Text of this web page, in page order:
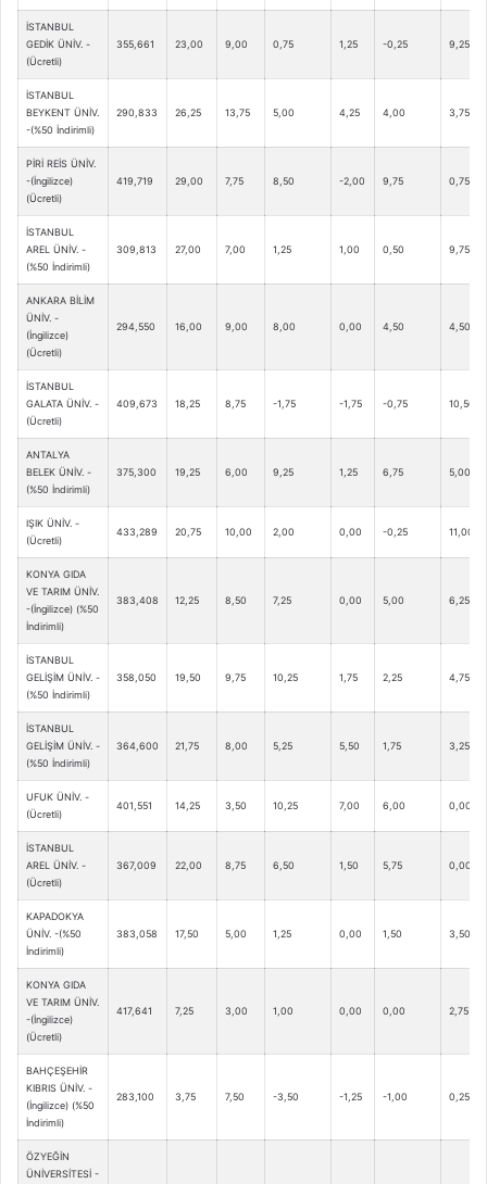
İSTANBUL
GEDİK ÜNİV. -
(Ücretli)
355,661 23,00 9,00 0,75 1,25 -0,25 9,25
İSTANBUL
BEYKENT ÜNİV.
-(%50 İndirimli)
290,833 26,25 13,75 5,00 4,25 4,00 3,75
PİRİ REİS ÜNİV.
-(İngilizce)
(Ücretli)
419,719 29,00 7,75 8,50 -2,00 9,75 0,75
İSTANBUL
AREL ÜNİV. -
(%50 İndirimli)
309,813 27,00 7,00 1,25 1,00 0,50 9,75
ANKARA BİLİM
ÜNİV. -
(İngilizce)
(Ücretli)
294,550 16,00 9,00 8,00 0,00 4,50 4,50
İSTANBUL
GALATA ÜNİV. -
(Ücretli)
409,673 18,25 8,75 -1,75 -1,75 -0,75 10,50
ANTALYA
BELEK ÜNİV. -
(%50 İndirimli)
375,300 19,25 6,00 9,25 1,25 6,75 5,00
IŞIK ÜNİV. -
(Ücretli)
433,289 20,75 10,00 2,00 0,00 -0,25 11,00
KONYA GIDA
VE TARIM ÜNİV.
-(İngilizce) (%50
İndirimli)
383,408 12,25 8,50 7,25 0,00 5,00 6,25
İSTANBUL
GELİŞİM ÜNİV. -
(%50 İndirimli)
358,050 19,50 9,75 10,25 1,75 2,25 4,75
İSTANBUL
GELİŞİM ÜNİV. -
(%50 İndirimli)
364,600 21,75 8,00 5,25 5,50 1,75 3,25
UFUK ÜNİV. -
(Ücretli)
401,551 14,25 3,50 10,25 7,00 6,00 0,00
İSTANBUL
AREL ÜNİV. -
(Ücretli)
367,009 22,00 8,75 6,50 1,50 5,75 0,00
KAPADOKYA
ÜNİV. -(%50
İndirimli)
383,058 17,50 5,00 1,25 0,00 1,50 3,50
KONYA GIDA
VE TARIM ÜNİV.
-(İngilizce)
(Ücretli)
417,641 7,25 3,00 1,00 0,00 0,00 2,75
BAHÇEŞEHİR
KIBRIS ÜNİV. -
(İngilizce) (%50
İndirimli)
283,100 3,75 7,50 -3,50 -1,25 -1,00 0,25
ÖZYEĞİN
ÜNİVERSİTESİ -